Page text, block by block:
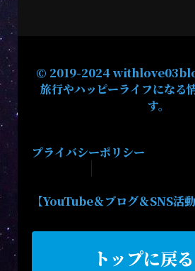
© 2019-2024
旅行やハッピーライフになる
す。
プライバシーポリシー
【YouTube＆ブログ＆SNS活
トップに戻